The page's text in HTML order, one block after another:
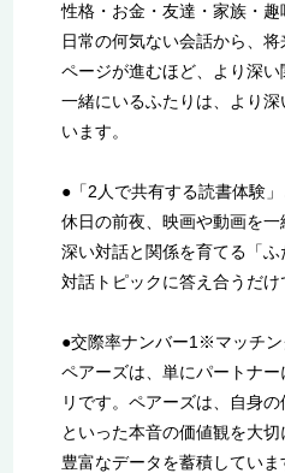
性格・お金・友達・家族・
日常の何気ない会話から、
ページが進むほど、より深
一緒にいるふたりは、より
います。
●「2人で共有する読書体験
休日の前夜、映画や動画を一
深い対話と関係を育てる「ふ
対話トピックに答え合うだ
●交際率ナンバー1※マッチ
ペアーズは、単にパートナ
リです。ペアーズは、自身
といった本音の価値観を大
豊富なデータを蓄積してい